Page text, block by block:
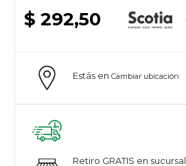
$ 292,50
Estás en Cambiar ubicación
Retiro GRATIS en sucursal